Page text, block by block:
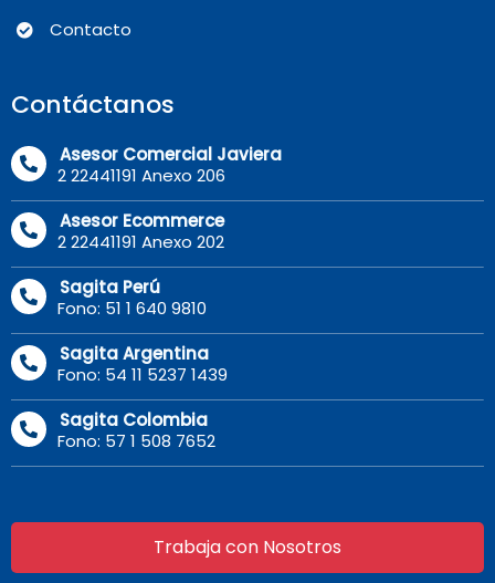
Contacto
Contáctanos
Asesor Comercial Javiera
2 22441191 Anexo 206
Asesor Ecommerce
2 22441191 Anexo 202
Sagita Perú
Fono: 51 1 640 9810
Sagita Argentina
Fono: 54 11 5237 1439
Sagita Colombia
Fono: 57 1 508 7652
Trabaja con Nosotros